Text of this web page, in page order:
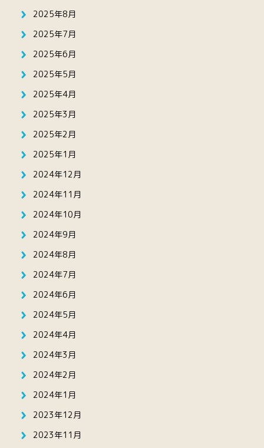
2025年8月
2025年7月
2025年6月
2025年5月
2025年4月
2025年3月
2025年2月
2025年1月
2024年12月
2024年11月
2024年10月
2024年9月
2024年8月
2024年7月
2024年6月
2024年5月
2024年4月
2024年3月
2024年2月
2024年1月
2023年12月
2023年11月